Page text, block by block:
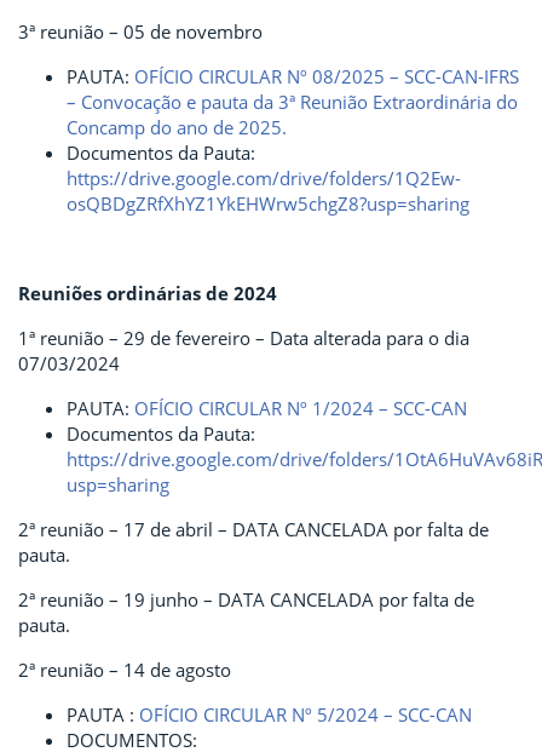
3ª reunião – 05 de novembro
PAUTA: OFÍCIO CIRCULAR Nº 08/2025 – SCC-CAN-IFRS
– Convocação e pauta da 3ª Reunião Extraordinária do
Concamp do ano de 2025.
Documentos da Pauta:
https://drive.google.com/drive/folders/1Q2Ew-
osQBDgZRfXhYZ1YkEHWrw5chgZ8?usp=sharing
Reuniões ordinárias de 2024
1ª reunião – 29 de fevereiro – Data alterada para o dia
07/03/2024
PAUTA: OFÍCIO CIRCULAR Nº 1/2024 – SCC-CAN
Documentos da Pauta:
https://drive.google.com/drive/folders/
usp=sharing
2ª reunião – 17 de abril – DATA CANCELADA por falta de
pauta.
2ª reunião – 19 junho – DATA CANCELADA por falta de
pauta.
2ª reunião – 14 de agosto
PAUTA : OFÍCIO CIRCULAR Nº 5/2024 – SCC-CAN
DOCUMENTOS: